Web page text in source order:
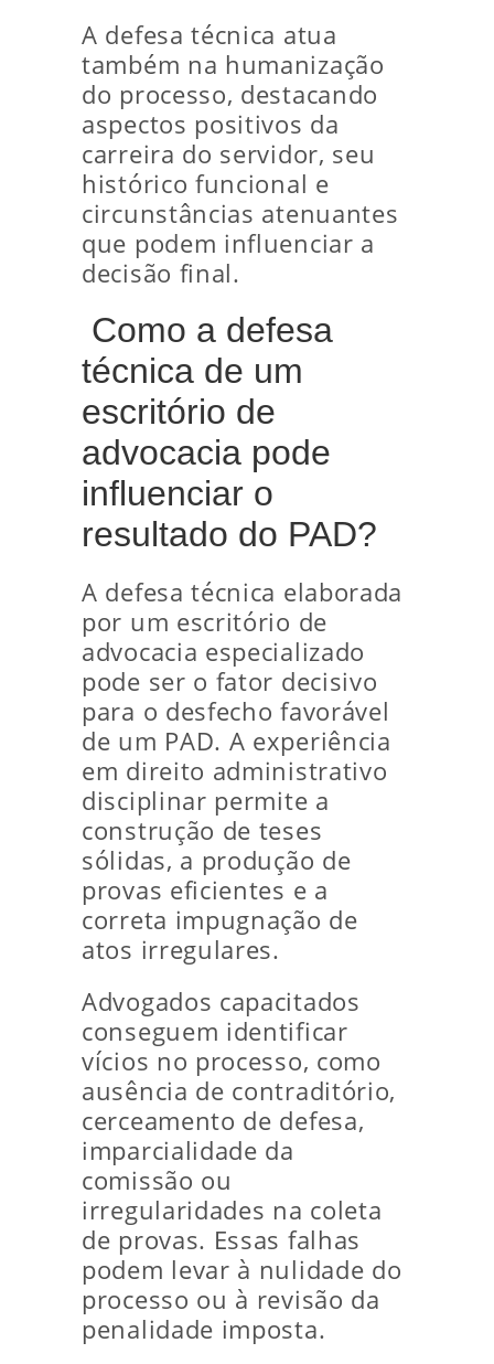
A defesa técnica atua
também na humanização
do processo, destacando
aspectos positivos da
carreira do servidor, seu
histórico funcional e
circunstâncias atenuantes
que podem influenciar a
decisão final.
Como a defesa
técnica de um
escritório de
advocacia pode
influenciar o
resultado do PAD?
A defesa técnica elaborada
por um escritório de
advocacia especializado
pode ser o fator decisivo
para o desfecho favorável
de um PAD. A experiência
em direito administrativo
disciplinar permite a
construção de teses
sólidas, a produção de
provas eficientes e a
correta impugnação de
atos irregulares.
Advogados capacitados
conseguem identificar
vícios no processo, como
ausência de contraditório,
cerceamento de defesa,
imparcialidade da
comissão ou
irregularidades na coleta
de provas. Essas falhas
podem levar à nulidade do
processo ou à revisão da
penalidade imposta.